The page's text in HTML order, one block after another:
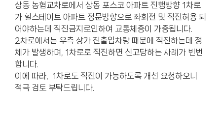
상동 농협교차로에서 상동 포스코 아파트 진행방향 1차로
가 힐스테이트 아파트 정문방향으로 좌회전 및 직진허용 되
어야하는데 직진금지로인하여 교통체증이 가중됩니다.
2차로에서는 우측 상가 진출입차량 때문에 직진하는데 정
체가 발생하며, 1차로로 직진하면 신고당하는 사례가 빈번
합니다.
이에 따라, 1차로도 직진이 가능하도록 개선 요청하오니
적극 검토 부탁드립니다.